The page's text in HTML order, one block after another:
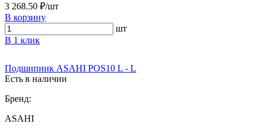
3 268.50 ₽/шт
В корзину
шт
В 1 клик
Подшипник ASAHI POS10 L - L
Есть в наличии
Бренд:
ASAHI